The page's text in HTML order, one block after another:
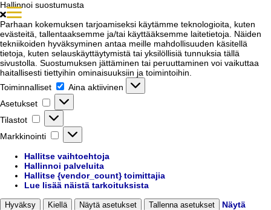
Hallinnoi suostumusta
Parhaan kokemuksen tarjoamiseksi käytämme teknologioita, kuten
evästeitä, tallentaaksemme ja/tai käyttääksemme laitetietoja. Näiden
tekniikoiden hyväksyminen antaa meille mahdollisuuden käsitellä
tietoja, kuten selauskäyttäytymistä tai yksilöllisiä tunnuksia tällä
sivustolla. Suostumuksen jättäminen tai peruuttaminen voi vaikuttaa
haitallisesti tiettyihin ominaisuuksiin ja toimintoihin.
Toiminnalliset
Aina aktiivinen
Asetukset
Asetukset
Tilastot
Tilastot
Markkinointi
Markkinointi
Hallitse vaihtoehtoja
Hallinnoi palveluita
Hallitse {vendor_count} toimittajia
Lue lisää näistä tarkoituksista
Hyväksy Kiellä Näytä asetukset Tallenna asetukset
Näytä